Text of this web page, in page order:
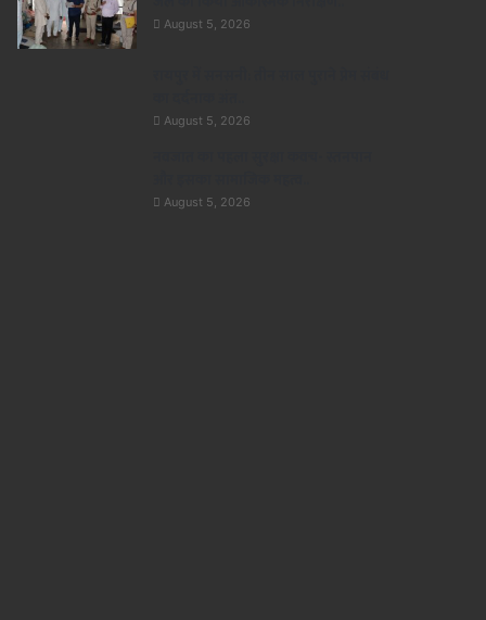
August 5, 2026
August 5, 2026
August 5, 2026